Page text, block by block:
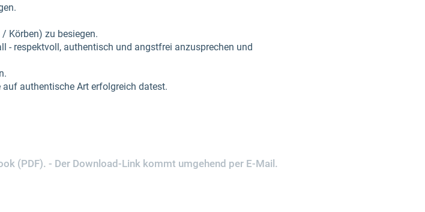
Körben) zu besiegen.
- respektvoll, authentisch und angstfrei anzusprechen und
authentische Art erfolgreich datest.
(PDF). - Der Download-Link kommt umgehend per E-Mail.